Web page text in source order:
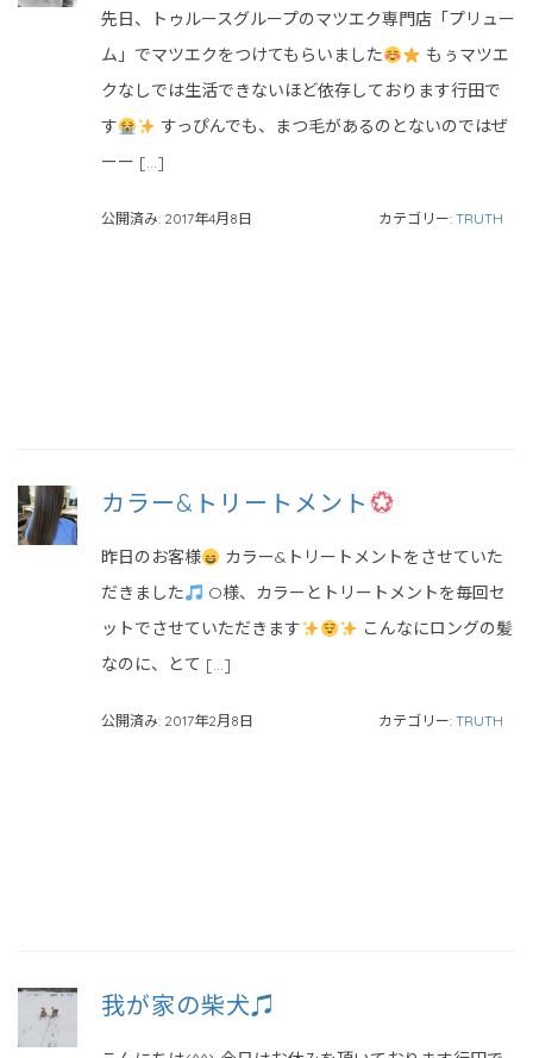
先日、トゥルースグループのマツエク専門店「プリュー
ム」でマツエクをつけてもらいました
もぅマツエ
クなしでは生活できないほど依存しております行田で
す
すっぴんでも、まつ毛があるのとないのではぜ
ーー […]
公開済み: 2017年4月8日 カテゴリー: TRUTH
カラー&トリートメント
昨日のお客様
カラー&トリートメントをさせていた
だきました
O様、カラーとトリートメントを毎回セ
ットでさせていただきます
こんなにロングの髪
なのに、とて […]
公開済み: 2017年2月8日 カテゴリー: TRUTH
我が家の柴犬♫